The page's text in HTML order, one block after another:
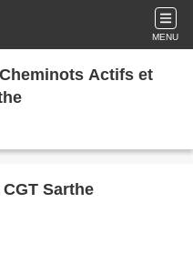
MENU
Actifs et
Sarthe